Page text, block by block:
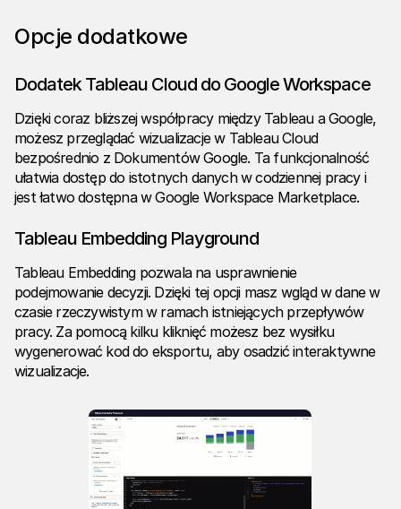
Opcje dodatkowe
Dodatek Tableau Cloud do Google Workspace
Dzięki coraz bliższej współpracy między Tableau a Google,
możesz przeglądać wizualizacje w Tableau Cloud
bezpośrednio z Dokumentów Google. Ta funkcjonalność
ułatwia dostęp do istotnych danych w codziennej pracy i
jest łatwo dostępna w Google Workspace Marketplace.
Tableau Embedding Playground
Tableau Embedding pozwala na usprawnienie
podejmowanie decyzji. Dzięki tej opcji masz wgląd w dane w
czasie rzeczywistym w ramach istniejących przepływów
pracy. Za pomocą kilku kliknięć możesz bez wysiłku
wygenerować kod do eksportu, aby osadzić interaktywne
wizualizacje.